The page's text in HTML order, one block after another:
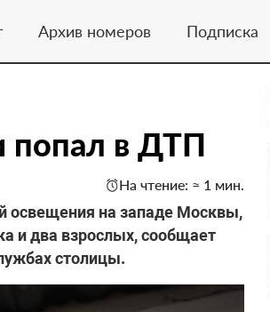
Архив номеров Подписка
попал в ДТП
На чтение: ≈ 1 мин.
освещения на западе Москвы,
и два взрослых, сообщает
столицы.